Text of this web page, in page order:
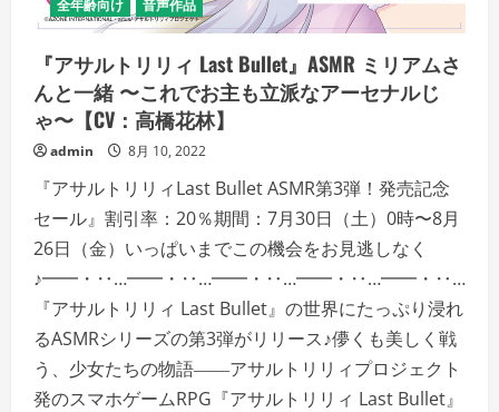
の
詳
を
ご
覧
く
だ
さ
い
全年齢向け
音声作品
『アサルトリリィ Last Bullet』ASMR ミリアムさ
んと一緒 〜これでお主も立派なアーセナルじ
ゃ〜【CV：高橋花林】
admin 8月 10, 2022
『アサルトリリィLast Bullet ASMR第3弾！発売記念
セール』割引率：20％期間：7月30日（土）0時〜8月
26日（金）いっぱいまでこの機会をお見逃しなく
♪━━・‥…━━・‥…━━・‥…━━・‥…━━・‥…
『アサルトリリィ Last Bullet』の世界にたっぷり浸れ
るASMRシリーズの第3弾がリリース♪儚くも美しく戦
う、少女たちの物語――アサルトリリィプロジェクト
発のスマホゲームRPG『アサルトリリィ Last Bullet』